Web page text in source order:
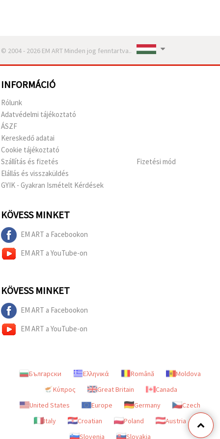
© 2004 - 2026 EM ART Minden jog fenntartva..
INFORMÁCIÓ
Rólunk
Adatvédelmi tájékoztató
ÁSZF
Kereskedő adatai
Cookie tájékoztató
Szállítás és fizetés
Elállás és visszaküldés
GYIK - Gyakran Ismételt Kérdések
Fizetési mód
KÖVESS MINKET
EM ART a Facebookon
EM ART a YouTube-on
KÖVESS MINKET
EM ART a Facebookon
EM ART a YouTube-on
Български Ελληνικά Română
Moldova
Κύπρος
Great Britain
Canada
United States
Europe Germany
Czech
Italy
Croatian Poland
Austria
Slovenia
Slovakia